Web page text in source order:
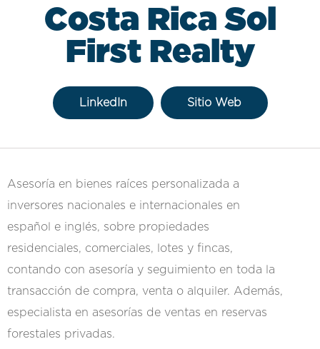
Costa Rica Sol
First Realty
LinkedIn Sitio Web
Asesoría en bienes raíces personalizada a
inversores nacionales e internacionales en
español e inglés, sobre propiedades
residenciales, comerciales, lotes y fincas,
contando con asesoría y seguimiento en toda la
transacción de compra, venta o alquiler. Además,
especialista en asesorías de ventas en reservas
forestales privadas.